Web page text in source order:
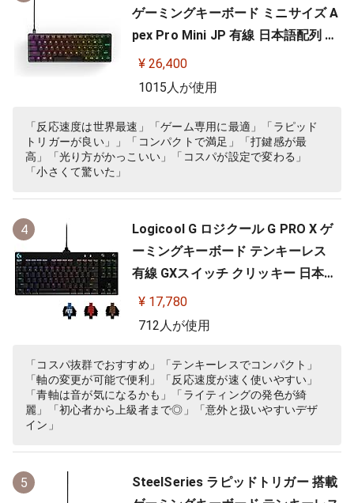
ゲーミングキーボード ミニサイズ A
pex Pro Mini JP 有線 日本語配列 O
mniPointスイッチ 2ーinー1アクシ
ョンキー 搭載 64825 ブラック
¥ 26,400
1015人が使用
「反応速度は世界最速」「ゲーム専用に最適」「ラピッド
トリガーが良い」」「コンパクトで満足」「打鍵感が最
高」「光り方がかっこいい」「コスパが設定で変わる」
「小さくて驚いた」
4
Logicool G ロジクール G PRO X ゲ
ーミングキーボード テンキーレス
有線 GXスイッチ クリッキー 日本語
配列 LIGHTSYNC RGB 着脱式ケーブ
ル G-PKB-002 国内正規品 【 ファイ
】
¥ 17,780
712人が使用
「コスパ抜群でおすすめ」「テンキーレスでコンパクト」
「軸の変更が可能で便利」「反応速度が速く使いやすい」
「青軸は音が気になるかも」「ライティングの発色が綺
麗」「初心者から上級者まで◎」「意外と扱いやすいデザ
イン」
5
SteelSeries ラピッドトリガー 搭載